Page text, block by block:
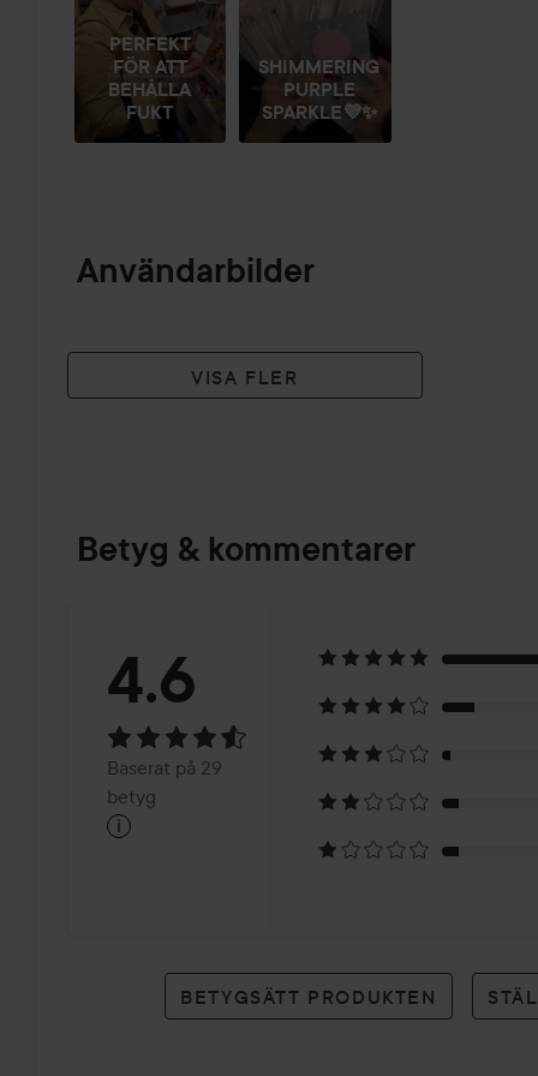
PERFEKT
FÖR ATT
BEHÅLLA
FUKT
SHIMMERING
PURPLE
SPARKLE💜✨
Användarbilder
VISA FLER
Betyg & kommentarer
Betyg:
4.6Baserat
på
betyg
4.6
Baserat på 29
betyg
i
BETYGSÄTT PRODUKTEN